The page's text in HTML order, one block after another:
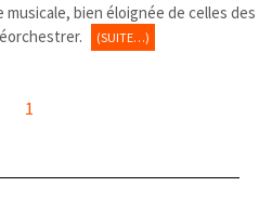
bien éloignée de celles des
(SUITE…)
1